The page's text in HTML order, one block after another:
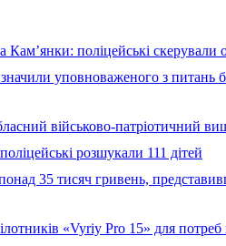
поліцейські скерували
уповноваженого з питань
військово-патріотичний
розшукали 111 дітей
35 тисяч гривень,
«Vyriy Pro 15» для потреб